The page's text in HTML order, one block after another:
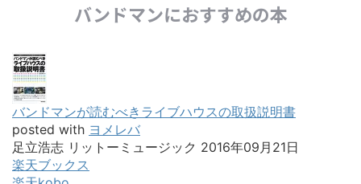
バンドマンにおすすめの本
バンドマンが読むべきライブハウスの取扱説明書
posted with ヨメレバ
足立浩志 リットーミュージック 2016年09月21日
楽天ブックス